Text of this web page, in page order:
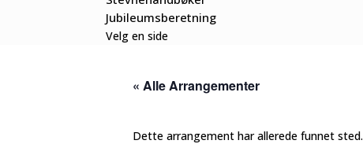
Jubileumsberetning
Velg en side
« Alle Arrangementer
Dette arrangement har allerede funnet sted.